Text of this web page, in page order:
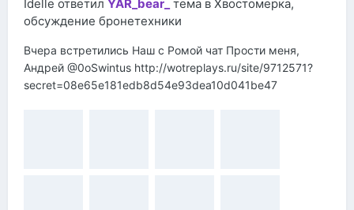
Idelle ответил YAR_bear_ тема в Хвостомерка,
обсуждение бронетехники
Вчера встретились Наш с Ромой чат Прости меня,
Андрей @0oSwintus http://wotreplays.ru/site/9712571?
secret=08e65e181edb8d54e93dea10d041be47